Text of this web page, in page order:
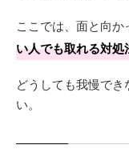
ここでは、面と向か
い人でも取れる対処
どうしても我慢で
い。